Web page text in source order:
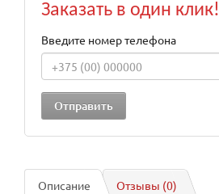
Заказать в один клик!
Введите номер телефона
Описание Отзывы (0)